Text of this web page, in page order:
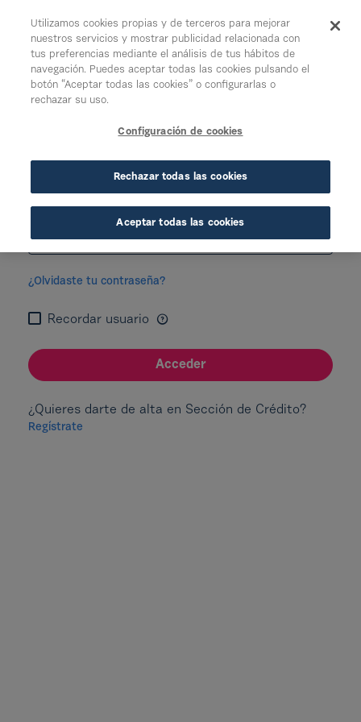
Acceso a Sección de Crédito
Contraseña
¿Olvidaste tu contraseña?
Recordar usuario
Acceder
¿Quieres darte de alta en Sección de Crédito?
Regístrate
Utilizamos cookies propias y de terceros para mejorar
nuestros servicios y mostrar publicidad relacionada con
tus preferencias mediante el análisis de tus hábitos de
navegación. Puedes aceptar todas las cookies pulsando el
botón “Aceptar todas las cookies” o configurarlas o
rechazar su uso.
Configuración de cookies
Rechazar todas las cookies
Aceptar todas las cookies